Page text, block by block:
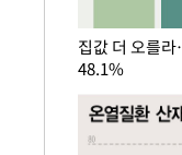
집값 더 오를
48.1%